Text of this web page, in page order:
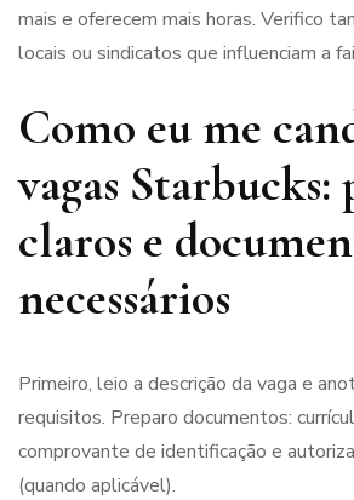
mais e oferecem mais horas. Verifico
locais ou sindicatos que influenciam a
Como eu me
vagas Starbucks:
claros e
necessários
Primeiro, leio a descrição da vaga e
requisitos. Preparo documentos:
comprovante de identificação e
(quando aplicável).